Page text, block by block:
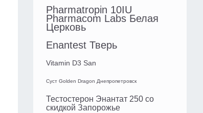
Pharmatropin 10IU
Pharmacom Labs Белая
Церковь
Enantest Тверь
Vitamin D3 San
Суст Golden Dragon Днепропетровск
Тестостерон Энантат 250 со
скидкой Запорожье